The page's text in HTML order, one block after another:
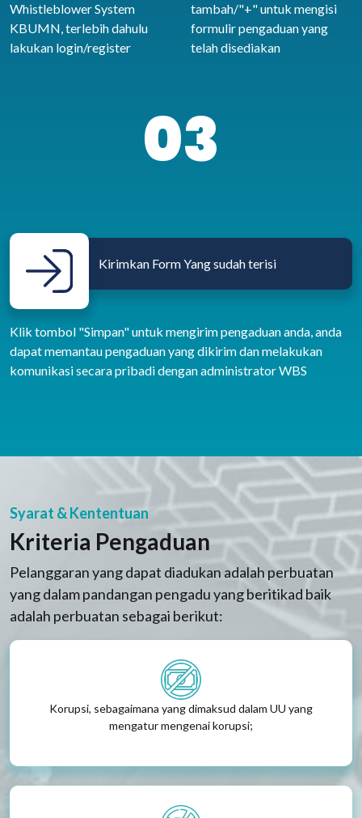
Whistleblower System
KBUMN, terlebih dahulu
lakukan login/register
tambah/"+" untuk mengisi
formulir pengaduan yang
telah disediakan
03
Kirimkan Form Yang sudah terisi
Klik tombol "Simpan" untuk mengirim pengaduan anda, anda
dapat memantau pengaduan yang dikirim dan melakukan
komunikasi secara pribadi dengan administrator WBS
Syarat & Kententuan
Kriteria Pengaduan
Pelanggaran yang dapat diadukan adalah perbuatan
yang dalam pandangan pengadu yang beritikad baik
adalah perbuatan sebagai berikut:
Korupsi, sebagaimana yang dimaksud dalam UU yang
mengatur mengenai korupsi;